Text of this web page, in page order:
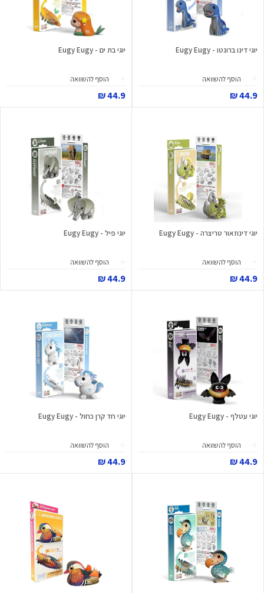
יוגי דינו ברונטו - Eugy Eugy
הוסף להשוואה
44.9 ₪
יוגי בת ים - Eugy Eugy
הוסף להשוואה
44.9 ₪
יוגי דינוזאור טריצרה - Eugy Eugy
הוסף להשוואה
44.9 ₪
יוגי פיל - Eugy Eugy
הוסף להשוואה
44.9 ₪
יוגי עטלף - Eugy Eugy
הוסף להשוואה
44.9 ₪
יוגי חד קרן כחול - Eugy Eugy
הוסף להשוואה
44.9 ₪